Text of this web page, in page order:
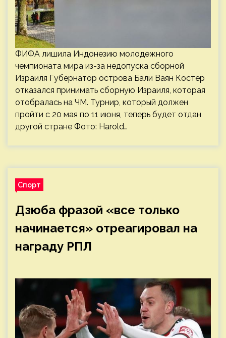
ФИФА лишила Индонезию молодежного
чемпионата мира из-за недопуска сборной
Израиля Губернатор острова Бали Ваян Костер
отказался принимать сборную Израиля, которая
отобралась на ЧМ. Турнир, который должен
пройти с 20 мая по 11 июня, теперь будет отдан
другой стране Фото: Harold…
Спорт
Дзюба фразой «все только
начинается» отреагировал на
награду РПЛ